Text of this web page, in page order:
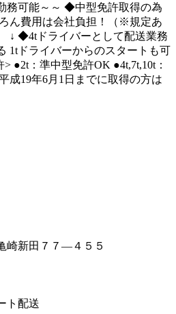
務可能～～ ◆中型免許取得の為
ん費用は会社負担！（※規定あ
ドライバーとして配送業務
1tドライバーからのスタートも可
●2t：準中型免許OK ●4t,7t,10t：
成19年6月1日までに取得の方は
崎新田７７―４５５
ト配送